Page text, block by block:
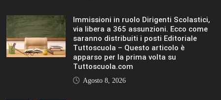
Immissioni in ruolo Dirigenti Scolastici,
via libera a 365 assunzioni. Ecco come
saranno distribuiti i posti Editoriale
Tuttoscuola – Questo articolo è
apparso per la prima volta su
Tuttoscuola.com
Agosto 8, 2026